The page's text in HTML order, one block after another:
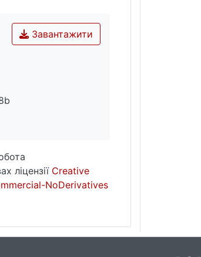
Завантажити
ліцензії Creative
NoDerivatives